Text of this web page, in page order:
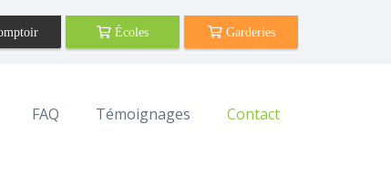
FAQ Témoignages Contact